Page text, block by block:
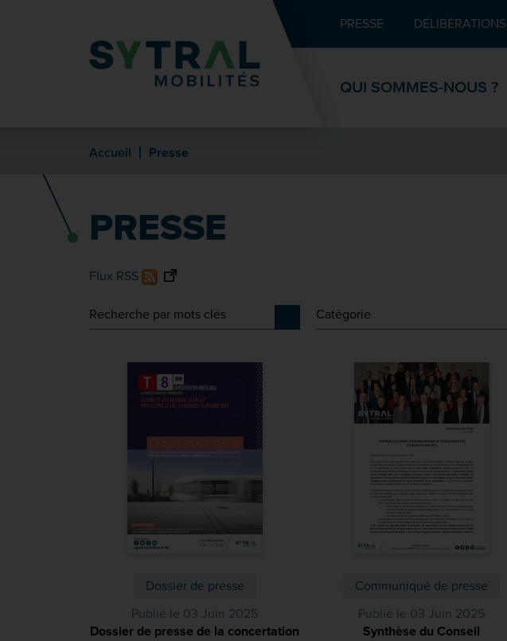
Recherche Pied de page
PRESSE DÉLIBÉRATIONS
QUI SOMMES-NOUS ?
Accueil Presse
PRESSE
Flux RSS
Recherche
Lancer la recherche">
Catégorie
Dossier de presse
Publié le 03 Juin 2025
Dossier de presse de la concertation
Communiqué de presse
Publié le 03 Juin 2025
Synthèse du Conseil